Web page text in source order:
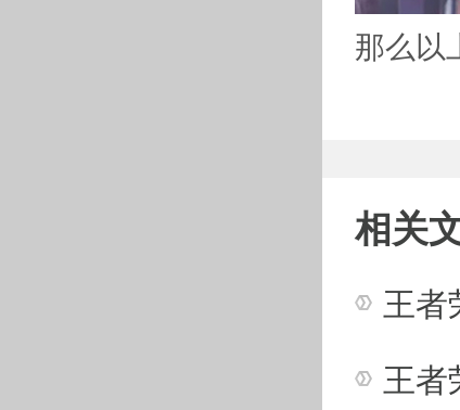
那么以
相关